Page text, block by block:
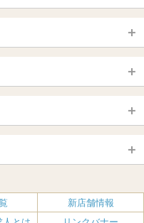
青森
山形
越谷・春日部
新宿
赤坂・麻布・六本木
岐阜県
大須・上前津・鶴舞
千種・今池・黒川・大曽根
烏丸御池駅
肥後橋・淀屋橋・北浜
岡山
愛媛（松山）
佐賀新店舗情報